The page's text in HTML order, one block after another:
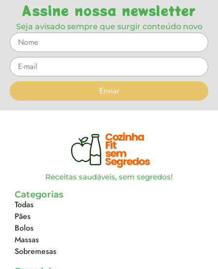
Assine nossa newsletter
Seja avisado sempre que surgir conteúdo novo
Enviar
Receitas saudáveis, sem segredos!
Categorias
Todas
Pães
Bolos
Massas
Sobremesas